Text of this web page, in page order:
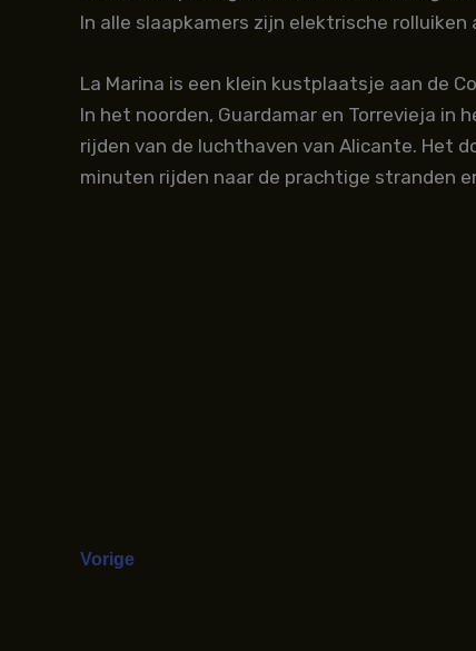
In alle slaapkamers zijn elektrische rolluiken
La Marina is een klein kustplaatsje aan de
In het noorden, Guardamar en Torrevieja in
rijden van de luchthaven van Alicante. Het
minuten rijden naar de prachtige stranden
Vorige